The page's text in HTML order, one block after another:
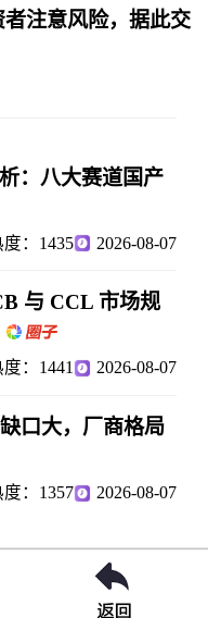
注意风险，据此交
：八大赛道国产
度：1435 2026-08-07
与 CCL 市场规
度：1441 2026-08-07
口大，厂商格局
度：1357 2026-08-07